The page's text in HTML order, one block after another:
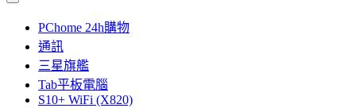
PChome 24h購物
通訊
三星旗艦
Tab平板電腦
S10+ WiFi (X820)